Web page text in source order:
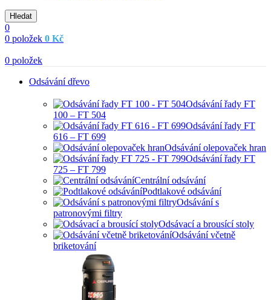
Hledat
0
0 položek 0 Kč
0 položek
Odsávání dřevo
Odsávání řady FT
100 – FT 504
Odsávání řady FT
616 – FT 699
Odsávání olepovaček hran
Odsávání řady FT
725 – FT 799
Centrální odsávání
Podtlakové odsávání
Odsávání s
patronovými filtry
Odsávací a brousící stoly
Odsávání včetně
briketování